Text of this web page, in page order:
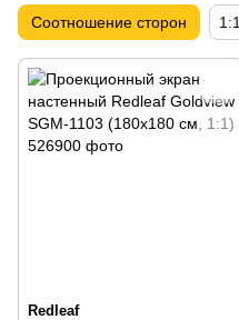
Соотношение сторон 1:1
Redleaf